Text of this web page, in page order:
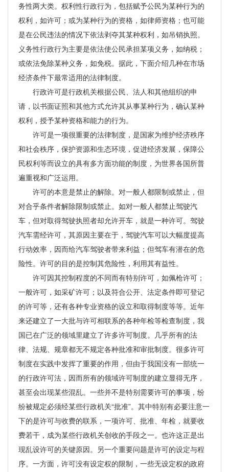
务性两大类。权利性行政行为，包括赋予公民为某种行为的
权利，如许可；或为某种行为的资格，如律师资格；也可能
是在公民违法的情况下依法剥夺其某种权利，如吊销执照。
义务性行政行为主要是依法使公民承担某项义务，如纳税；
或依法免除某种义务，如免税。据此，下面介绍几种在市场
经济条件下最常适用的法律制度。
行政许可是行政机关根据公民、法人和其他组织的申
请，以书面证照和其他方式允许其从事某种行为，确认某种
权利，授予某种资格和能力的行为。
许可是一项很重要的法律制度，是国家为维护经济秩序
和社会秩序，保护资源和生态环境，促进经济发展，保障公
民权利等而设立的具有多方面功能的制度，为世界各国所普
遍重视和广泛运用。
许可的本意是禁止的解除。对一般人都限制或禁止，但
对合乎条件者解除限制或禁止。如对一般人都禁止驾驶汽
车，但对取得驾驶执照者却允许开车，就是一种许可。驾驶
汽车需经许可，其原因主要在于，驾驶汽车可以大幅度提高
行动效率，因而给汽车驾驶者带来利益；但驾车有潜在的危
险性。许可的目的是控制其危险性，利用其有益性。
许可因其控制程度的不同而有特别许可，如佩枪许可；
一般许可，如采矿许可；以及符合公开、法定条件即可登记
的许可等，还有各种专业资格的设立和取得制度等等。近年
来还建立了一大批与许可相联系的各种年检等检查制度，我
国已在广泛的领域里建立了许多许可制度。几乎所有的法
律、法规、规章都无不规定各种批准和审批制度。很多许可
制度在实践中发挥了重要的作用，但由于我国没有一部统一
的行政许可法，因而所有的领域许可制度的建立显得无序，
甚至会出现某些混乱。一些并不是特别需要许可的事项，纷
纷被规定必须经某些行政机关“批准”。其中特别有必要注意一
下的是许可与收费的联系，一项许可、批准、年检，就要收
费若干，成为某些行政机关创收的手段之一。也许这正是出
现乱设许可的关键原因。另一个重要问题是许可的设定与程
序。一方面，许可没有设定权的限制，一些无设定权的政府